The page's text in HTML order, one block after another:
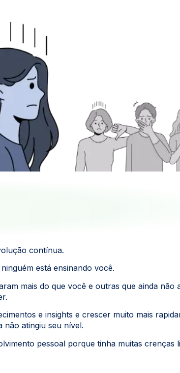
contínua.
está ensinando você.
mais do que você e outras que ainda não
e insights e crescer muito mais
não atingiu seu nível.
pessoal porque tinha muitas crenças